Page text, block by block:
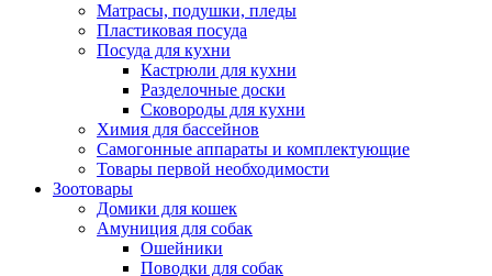
Матрасы, подушки, пледы
Пластиковая посуда
Посуда для кухни
Кастрюли для кухни
Разделочные доски
Сковороды для кухни
Химия для бассейнов
Самогонные аппараты и комплектующие
Товары первой необходимости
Зоотовары
Домики для кошек
Амуниция для собак
Ошейники
Поводки для собак